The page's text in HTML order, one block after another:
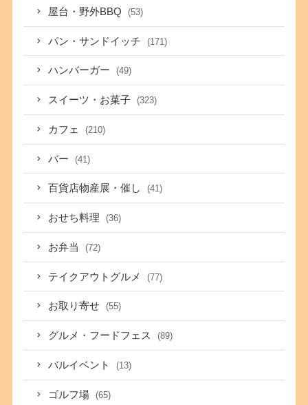
屋台・野外BBQ (53)
パン・サンドイッチ (171)
ハンバーガー (49)
スイーツ・お菓子 (323)
カフェ (210)
バー (41)
百貨店物産展・催し (41)
おせち料理 (36)
お弁当 (72)
テイクアウトグルメ (77)
お取り寄せ (55)
グルメ・フードフェス (89)
バルイベント (13)
ゴルフ場 (65)